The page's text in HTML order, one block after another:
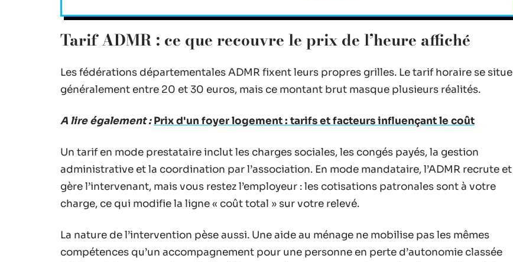
Tarif ADMR : ce que recouvre le prix de l’heure affiché
Les fédérations départementales ADMR fixent leurs propres grilles. Le tarif horaire se situe
généralement entre 20 et 30 euros, mais ce montant brut masque plusieurs réalités.
A lire également : Prix d'un foyer logement : tarifs et facteurs influençant le coût
Un tarif en mode prestataire inclut les charges sociales, les congés payés, la gestion
administrative et la coordination par l’association. En mode mandataire, l’ADMR recrute et
gère l’intervenant, mais vous restez l’employeur : les cotisations patronales sont à votre
charge, ce qui modifie la ligne « coût total » sur votre relevé.
La nature de l’intervention pèse aussi. Une aide au ménage ne mobilise pas les mêmes
compétences qu’un accompagnement pour une personne en perte d’autonomie classée